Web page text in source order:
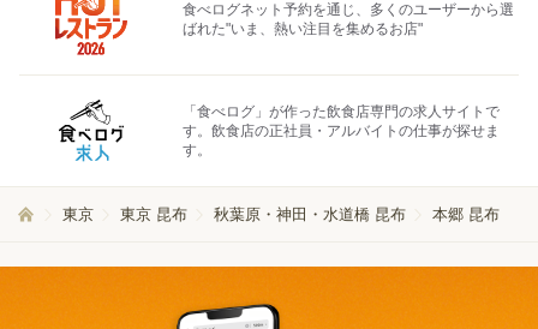
食べログネット予約を通じ、多くのユーザーから選
ばれた"いま、熱い注目を集めるお店"
「食べログ」が作った飲食店専門の求人サイトで
す。飲食店の正社員・アルバイトの仕事が探せま
す。
東京 東京 昆布 秋葉原・神田・水道橋 昆布 本郷 昆布